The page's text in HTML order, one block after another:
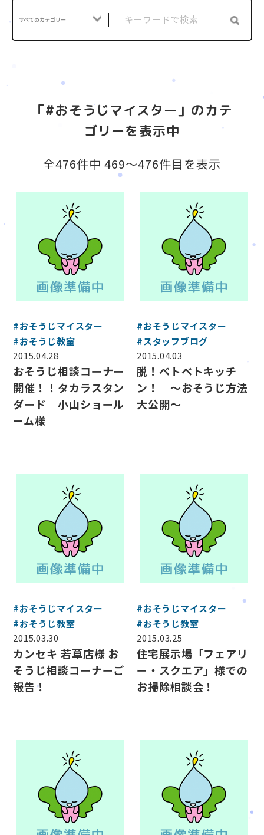
会社案内
サービス案内
すべてのカテゴリー
「#おそうじマイスター」のカテ
ゴリーを表示中
全476件中 469〜476件目を表示
#おそうじマイスター
#おそうじ教室
2015.04.28
おそうじ相談コーナー
開催！！タカラスタン
ダード 小山ショール
ーム様
#おそうじマイスター
#スタッフブログ
2015.04.03
脱！ベトベトキッチ
ン！ ～おそうじ方法
大公開～
#おそうじマイスター
#おそうじ教室
2015.03.30
カンセキ 若草店様 お
そうじ相談コーナーご
報告！
#おそうじマイスター
#おそうじ教室
2015.03.25
住宅展示場「フェアリ
ー・スクエア」様での
お掃除相談会！